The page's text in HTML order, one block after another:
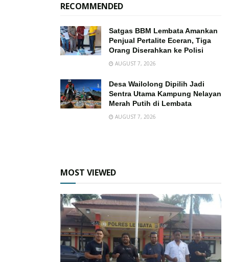
RECOMMENDED
Satgas BBM Lembata Amankan
Penjual Pertalite Eceran, Tiga
Orang Diserahkan ke Polisi
AUGUST 7, 2026
Desa Wailolong Dipilih Jadi
Sentra Utama Kampung Nelayan
Merah Putih di Lembata
AUGUST 7, 2026
MOST VIEWED